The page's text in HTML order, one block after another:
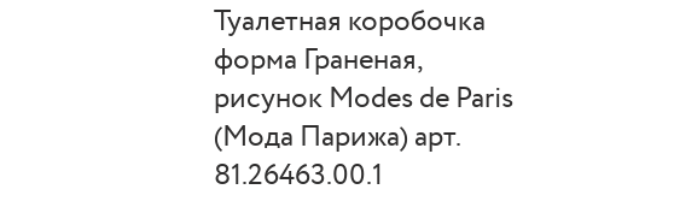
Туалетная коробочка
форма Граненая,
рисунок Modes de Paris
(Мода Парижа) арт.
81.26463.00.1